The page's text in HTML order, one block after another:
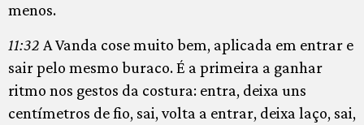
menos.
11:32 A Vanda cose muito bem, aplicada em entrar e
sair pelo mesmo buraco. É a primeira a ganhar
ritmo nos gestos da costura: entra, deixa uns
centímetros de fio, sai, volta a entrar, deixa laço, sai,